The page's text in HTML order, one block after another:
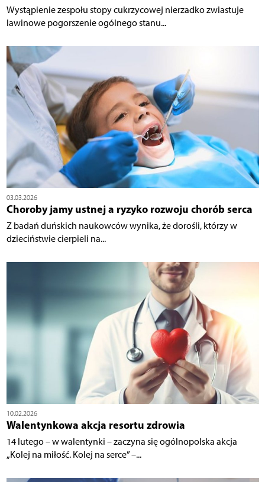
Wystąpienie zespołu stopy cukrzycowej nierzadko zwiastuje
lawinowe pogorszenie ogólnego stanu...
03.03.2026
Choroby jamy ustnej a ryzyko rozwoju chorób serca
Z badań duńskich naukowców wynika, że dorośli, którzy w
dzieciństwie cierpieli na...
10.02.2026
Walentynkowa akcja resortu zdrowia
14 lutego – w walentynki – zaczyna się ogólnopolska akcja
„Kolej na miłość. Kolej na serce” –...